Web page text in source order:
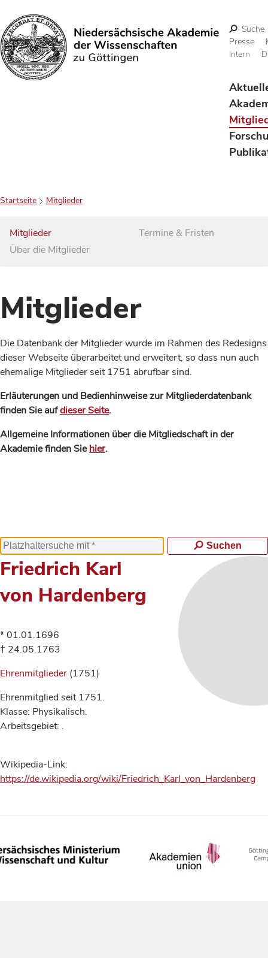
Suchen
Suche
Presse
Intern
Startseite Mitglieder
Mitglieder
Über die Mitglieder
Termine & Fristen
Mitglieder
Die Datenbank der Mitglieder wurde im Rahmen des Redesigns
dieser Webseite überarbeitet und erweitert, so dass nun auch
ehemalige Mitglieder seit 1751 abrufbar sind.
Erläuterungen und Bedienhinweise zur Mitgliederdatenbank
finden Sie aufdieser Seite.
Allgemeine Informationen über die Mitgliedschaft in der
Akademie finden Siehier.
Suchen
Friedrich Karl
von Hardenberg
* 01.01.1696
† 24.05.1763
Ehrenmitglieder (1751)
Ehrenmitglied seit 1751.
Klasse: Physikalisch.
Arbeitsgebiet: .
Wikipedia-Link:
https://de.wikipedia.org/wiki/Friedrich_Karl_von_Hardenberg